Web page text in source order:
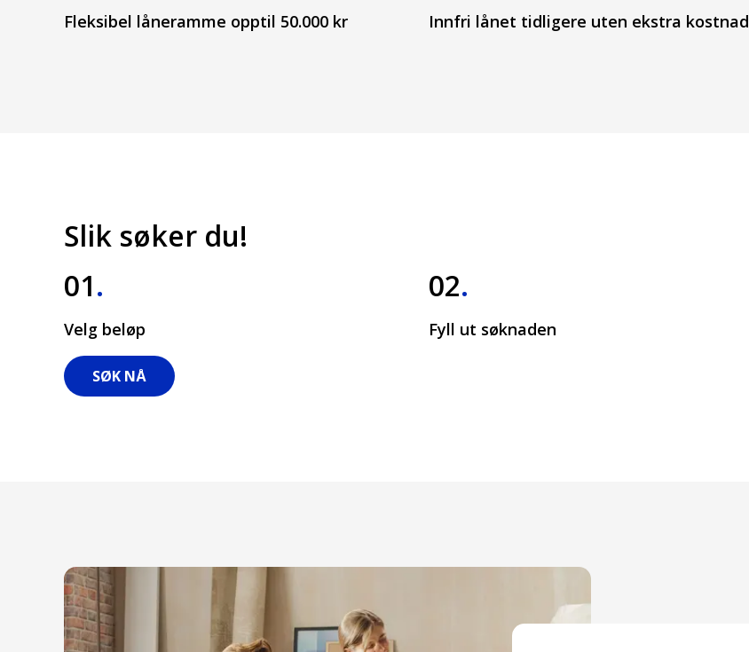
Fleksibel låneramme opptil 50.000 kr Innfri lånet tidligere uten ekstra kostnad
Slik søker du!
01.
Velg beløp
02.
Fyll ut søknaden
SØK NÅ